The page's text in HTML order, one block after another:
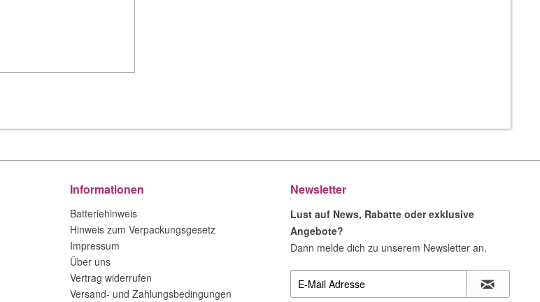
Informationen
Batteriehinweis
Hinweis zum Verpackungsgesetz
Impressum
Über uns
Vertrag widerrufen
Versand- und Zahlungsbedingungen
Newsletter
Lust auf News, Rabatte oder exklusive
Angebote?
Dann melde dich zu unserem Newsletter an.